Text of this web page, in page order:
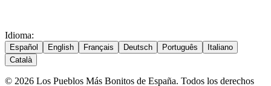
Idioma:
Español English Français Deutsch Português
Italiano
Català
© 2026 Los Pueblos Más Bonitos de España. Todos los derechos